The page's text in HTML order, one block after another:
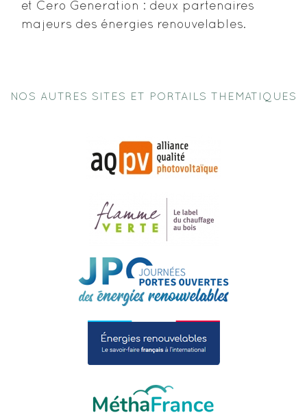
et Cero Generation : deux partenaires
majeurs des énergies renouvelables.
NOS AUTRES SITES ET PORTAILS THEMATIQUES